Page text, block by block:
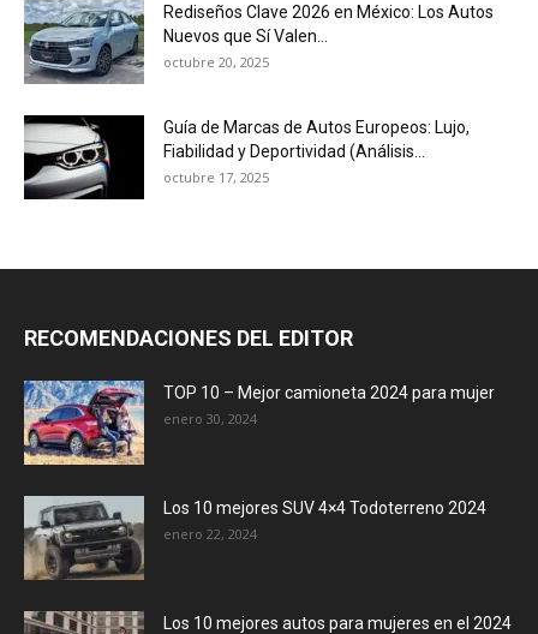
Rediseños Clave 2026 en México: Los Autos
Nuevos que Sí Valen...
octubre 20, 2025
Guía de Marcas de Autos Europeos: Lujo,
Fiabilidad y Deportividad (Análisis...
octubre 17, 2025
RECOMENDACIONES DEL EDITOR
TOP 10 – Mejor camioneta 2024 para mujer
enero 30, 2024
Los 10 mejores SUV 4×4 Todoterreno 2024
enero 22, 2024
Los 10 mejores autos para mujeres en el 2024